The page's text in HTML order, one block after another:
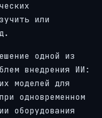
или
одной из
внедрения ИИ:
моделей для
одновременном
оборудования